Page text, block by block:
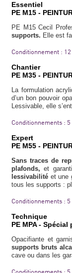
Essentiel
PE M15 -
PE M15 Cecil
supports. Elle est
Conditionnement :
Chantier
PE M35 -
La formulation
d’un bon pouvoir
Lessivable, elle
Conditionnements :
Expert
PE M55 -
Sans traces de
plafonds,et
lessivabilité et une
tous les supports :
Conditionnements :
Technique
PE MPA -
Opacifiante et
supports bruts
cave ou dans les